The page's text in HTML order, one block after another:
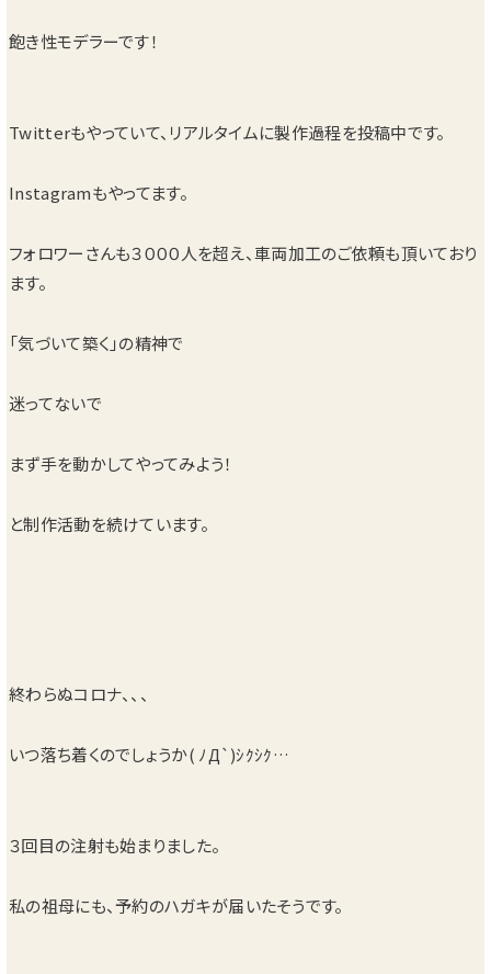
飽き性モデラーです！
Twitterもやっていて、リアルタイムに製作過程を投稿中です。
Instagramもやってます。
フォロワーさんも３０００人を超え、車両加工のご依頼も頂いており
ます。
「気づいて築く」の精神で
迷ってないで
まず手を動かしてやってみよう！
と制作活動を続けています。
終わらぬコロナ、、、
いつ落ち着くのでしょうか( ﾉД`)ｼｸｼｸ…
３回目の注射も始まりました。
私の祖母にも、予約のハガキが届いたそうです。